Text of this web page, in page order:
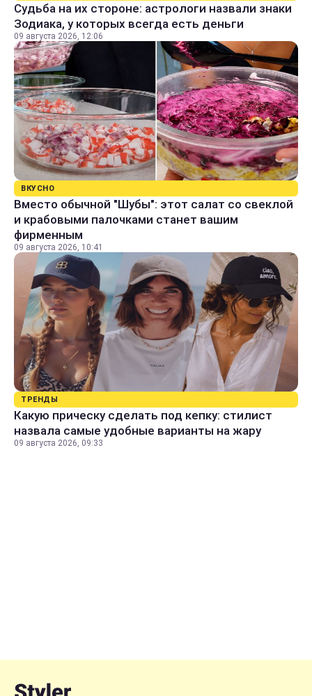
Судьба на их стороне: астрологи назвали знаки
Зодиака, у которых всегда есть деньги
09 августа 2026, 12:06
ВКУСНО
Вместо обычной "Шубы": этот салат со свеклой
и крабовыми палочками станет вашим
фирменным
09 августа 2026, 10:41
ТРЕНДЫ
Какую прическу сделать под кепку: стилист
назвала самые удобные варианты на жару
09 августа 2026, 09:33